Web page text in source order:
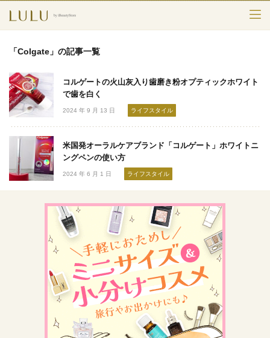
スキンケア
メークアップ
エイジングケア
フレグランス
ボディ＆ヘア
ライフスタイル
検索
「Colgate」の記事一覧
コルゲートの火山灰入り歯磨き粉オプティックホワイト
で歯を白く
2024 年 9 月 13 日 ライフスタイル
米国発オーラルケアブランド「コルゲート」ホワイトニ
ングペンの使い方
2024 年 6 月 1 日 ライフスタイル